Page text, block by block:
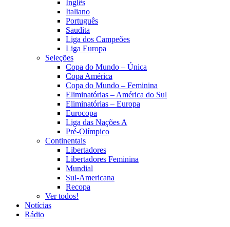
Inglês
Italiano
Português
Saudita
Liga dos Campeões
Liga Europa
Seleções
Copa do Mundo – Única
Copa América
Copa do Mundo – Feminina
Eliminatórias – América do Sul
Eliminatórias – Europa
Eurocopa
Liga das Nações A
Pré-Olímpico
Continentais
Libertadores
Libertadores Feminina
Mundial
Sul-Americana
Recopa
Ver todos!
Notícias
Rádio